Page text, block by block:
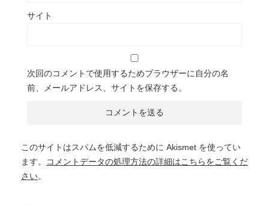
サイト
次回のコメントで使用するためブラウザーに自分の名
前、メールアドレス、サイトを保存する。
このサイトはスパムを低減するために Akismet を使ってい
ます。
コメントデータの処理方法の詳細はこちらをご覧くだ
さい。